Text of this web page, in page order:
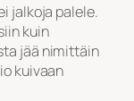
jalkoja palele.
kuin
jää nimittäin
kuivaan